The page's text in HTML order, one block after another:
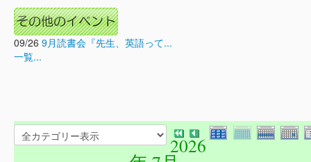
09/26 9月読書会『先生、英語って...
一覧...
2026